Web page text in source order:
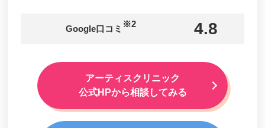
Google口コミ ※2 4.8
アーティスクリニック
公式HPから相談してみる